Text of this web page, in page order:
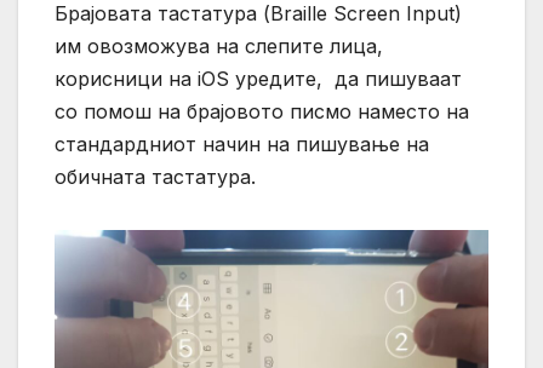
Брајовата тастатура (Braille Screen Input)
им овозможува на слепите лица,
корисници на iOS уредите, да пишуваат
со помош на брајовото писмо наместо на
стандардниот начин на пишување на
обичната тастатура.